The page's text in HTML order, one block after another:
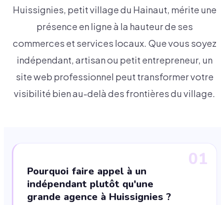
Huissignies, petit village du Hainaut, mérite une
présence en ligne à la hauteur de ses
commerces et services locaux. Que vous soyez
indépendant, artisan ou petit entrepreneur, un
site web professionnel peut transformer votre
visibilité bien au-delà des frontières du village.
01
Pourquoi faire appel à un
indépendant plutôt qu'une
grande agence à Huissignies ?